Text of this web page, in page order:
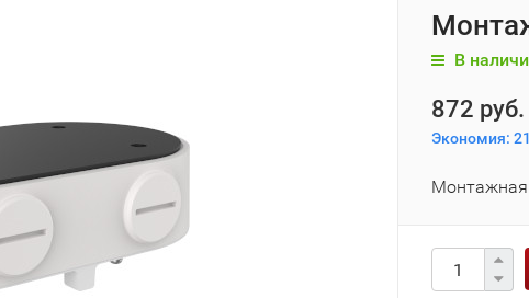
В
872 руб.
Экономия:
Монтажная